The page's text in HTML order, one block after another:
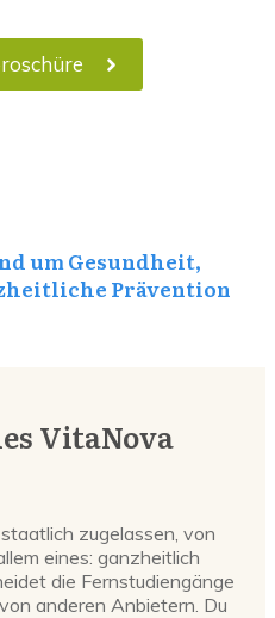
um Gesundheit,
Prävention
VitaNova
zugelassen, von
eines: ganzheitlich
die Fernstudiengänge
anderen Anbietern. Du